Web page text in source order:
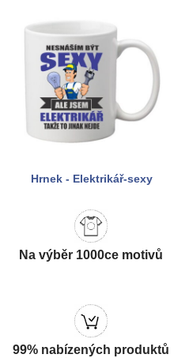
Hrnek - Elektrikář-sexy
Na výběr 1000ce motivů
99% nabízených produktů